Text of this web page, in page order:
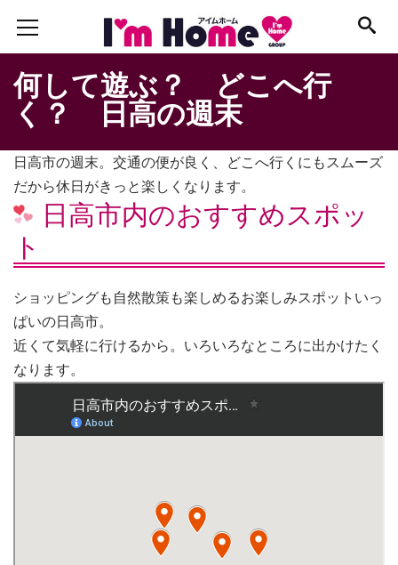
何して遊ぶ？ どこへ行
く？ 日高の週末
日高市の週末。交通の便が良く、どこへ行くにもスムーズ
だから休日がきっと楽しくなります。
日高市内のおすすめスポッ
ト
ショッピングも自然散策も楽しめるお楽しみスポットいっ
ぱいの日高市。
近くて気軽に行けるから。いろいろなところに出かけたく
なります。